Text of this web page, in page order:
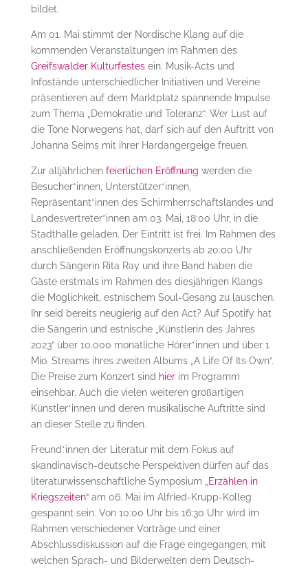
bildet.
Am 01. Mai stimmt der Nordische Klang auf die
kommenden Veranstaltungen im Rahmen des
Greifswalder Kulturfestesein. Musik-Acts und
Infostände unterschiedlicher Initiativen und Vereine
präsentieren auf dem Marktplatz spannende Impulse
zum Thema „Demokratie und Toleranz“. Wer Lust auf
die Töne Norwegens hat, darf sich auf den Auftritt von
Johanna Seims mit ihrer Hardangergeige freuen.
Zur alljährlichen feierlichen Eröffnung werden die
Besucher*innen, Unterstützer*innen,
Repräsentant*innen des Schirmherrschaftslandes und
Landesvertreter*innen am 03. Mai, 18:00 Uhr, in die
Stadthalle geladen. Der Eintritt ist frei. Im Rahmen des
anschließenden Eröffnungskonzerts ab 20:00 Uhr
durch Sängerin Rita Ray und ihre Band haben die
Gäste erstmals im Rahmen des diesjährigen Klangs
die Möglichkeit, estnischem Soul-Gesang zu lauschen.
Ihr seid bereits neugierig auf den Act? Auf Spotify hat
die Sängerin und estnische „Künstlerin des Jahres
2023“ über 10.000 monatliche Hörer*innen und über 1
Mio. Streams ihres zweiten Albums „A Life Of Its Own“.
Die Preise zum Konzert sind hierim Programm
einsehbar. Auch die vielen weiteren großartigen
Künstler*innen und deren musikalische Auftritte sind
an dieser Stelle zu finden.
Freund*innen der Literatur mit dem Fokus auf
skandinavisch-deutsche Perspektiven dürfen auf das
literaturwissenschaftliche Symposium
„Erzählen in
Kriegszeiten“am 06. Mai im Alfried-Krupp-Kolleg
gespannt sein. Von 10:00 Uhr bis 16:30 Uhr wird im
Rahmen verschiedener Vorträge und einer
Abschlussdiskussion auf die Frage eingegangen, mit
welchen Sprach- und Bilderwelten dem Deutsch-